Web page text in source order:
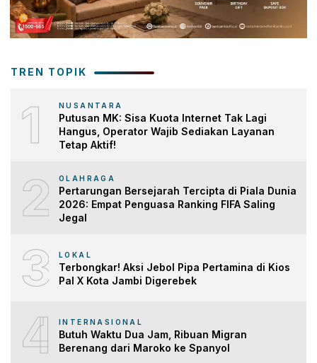
TREN TOPIK
1 NUSANTARA
Putusan MK: Sisa Kuota Internet Tak Lagi
Hangus, Operator Wajib Sediakan Layanan
Tetap Aktif!
2 OLAHRAGA
Pertarungan Bersejarah Tercipta di Piala Dunia
2026: Empat Penguasa Ranking FIFA Saling
Jegal
3 LOKAL
Terbongkar! Aksi Jebol Pipa Pertamina di Kios
Pal X Kota Jambi Digerebek
4 INTERNASIONAL
Butuh Waktu Dua Jam, Ribuan Migran
Berenang dari Maroko ke Spanyol